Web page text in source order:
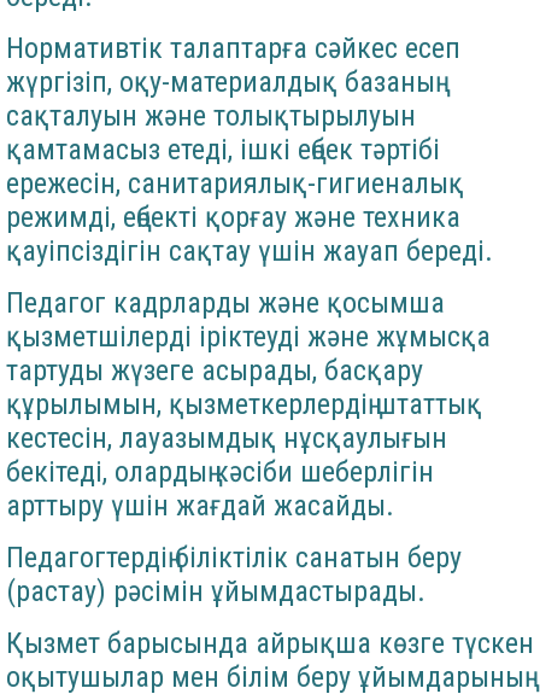
Нормативтік талаптарға сәйкес есеп
жүргізіп, оқу-материалдық базаның
сақталуын және толықтырылуын
қамтамасыз етеді, ішкі еңбек тәртібі
ережесін, санитариялық-гигиеналық
режимді, еңбекті қорғау және техника
қауіпсіздігін сақтау үшін жауап береді.
Педагог кадрларды және қосымша
қызметшілерді іріктеуді және жұмысқа
тартуды жүзеге асырады, басқару
құрылымын, қызметкерлердің штаттық
кестесін, лауазымдық нұсқаулығын
бекітеді, олардың кәсіби шеберлігін
арттыру үшін жағдай жасайды.
Педагогтердің біліктілік санатын беру
(растау) рәсімін ұйымдастырады.
Қызмет барысында айрықша көзге түскен
оқытушылар мен білім беру ұйымдарының